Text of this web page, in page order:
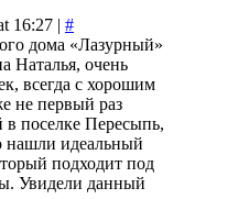
16:27 | #
дома «Лазурный»
Наталья, очень
всегда с хорошим
не первый раз
в поселке Пересыпь,
нашли идеальный
подходит под
Увидели данный